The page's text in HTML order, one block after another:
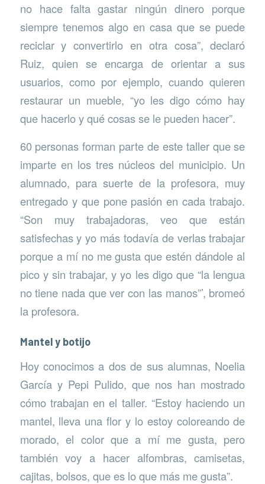
no hace falta gastar ningún dinero porque
siempre tenemos algo en casa que se puede
reciclar y convertirlo en otra cosa”, declaró
Ruiz, quien se encarga de orientar a sus
usuarios, como por ejemplo, cuando quieren
restaurar un mueble, “yo les digo cómo hay
que hacerlo y qué cosas se le pueden hacer”.
60 personas forman parte de este taller que se
imparte en los tres núcleos del municipio. Un
alumnado, para suerte de la profesora, muy
entregado y que pone pasión en cada trabajo.
“Son muy trabajadoras, veo que están
satisfechas y yo más todavía de verlas trabajar
porque a mí no me gusta que estén dándole al
pico y sin trabajar, y yo les digo que “la lengua
no tiene nada que ver con las manos”’, bromeó
la profesora.
Mantel y botijo
Hoy conocimos a dos de sus alumnas, Noelia
García y Pepi Pulido, que nos han mostrado
cómo trabajan en el taller. “Estoy haciendo un
mantel, lleva una flor y lo estoy coloreando de
morado, el color que a mí me gusta, pero
también voy a hacer alfombras, camisetas,
cajitas, bolsos, que es lo que más me gusta”.